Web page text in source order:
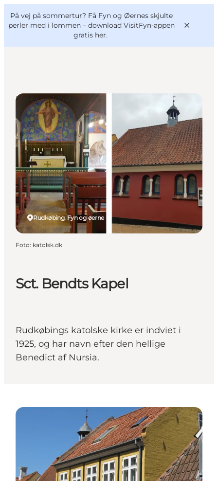
På vej på sommertur? Få Fyn og Øernes skjulte
perler med i lommen – download VisitFyn-appen
gratis her.
Oplevelser
Outdoor
Mad og drikke
Overnatning
Book lokale oplevelser
VisitFyn
Deutsch
Sct. Bendts Kapel
Rudkøbings katolske kirke er indviet i
1925, og har navn efter den hellige
Benedict af Nursia.
Rudkøbing, Fyn og øerne
Kirker og klostre
Foto: katolsk.dk